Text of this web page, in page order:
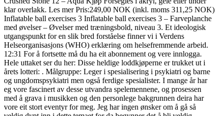
klar overlakk. Les mer Pris:249,00 NOK (inkl. moms 311,25 NOK)
Inflatable ball exercises 3 Inflatable ball exercises 3 – Farveplanche
med øvelser – Øvelser med træningsbold, niveau 3. Et ideologisk
utgangspunkt for en slik bred forståelse finner vi i Verdens
Helseorganisasjons (WHO) erklæring om helsefremmende arbeid.
12:31 For å fortsette må du ha eit abonnement og vere innlogga.
Hele uttaket ser du her: Disse heldige loddkjøperne er trukket ut i
årets lotteri: . Målgruppe: Leger i spesialisering i psykiatri og barne
og ungdomspsykiatri men også ferdige spesialister. I mange år har
eg vore fascinert av desse utvandra spelemennene, og prosessen
med å grava i musikken og den personlege bakgrunnen deira har
vore eit stort eventyr for meg. Jeg har ingen ønsker om å gå så